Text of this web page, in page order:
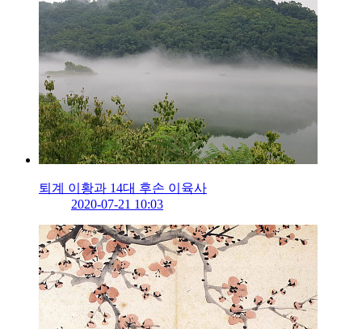
퇴계 이황과 14대 후손 이육사
2020-07-21 10:03